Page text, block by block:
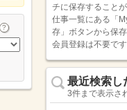
チに保存することが
仕事一覧にある「
存」ボタンから保存
会員登録は不要です
最近検索し
3件まで表示さ